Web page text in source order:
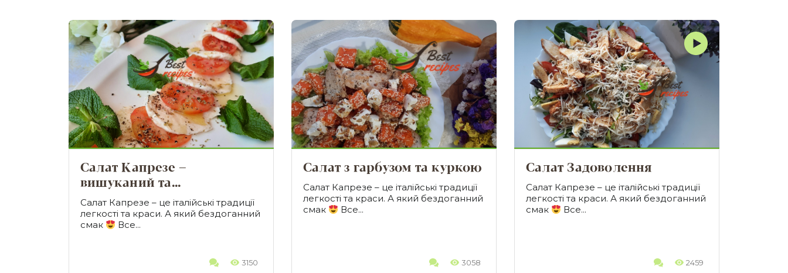
Салат Капрезе –
вишуканий та...
Салат Капрезе – це італійські традиції
легкості та краси. А який бездоганний
смак
Все...
3150
Салат з гарбузом та куркою
Салат Капрезе – це італійські традиції
легкості та краси. А який бездоганний
смак
Все...
3058
Салат Задоволення
Салат Капрезе – це італійські традиції
легкості та краси. А який бездоганний
смак
Все...
2459